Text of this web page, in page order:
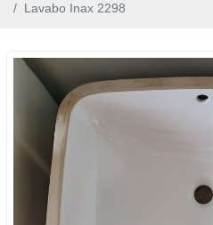
Lavabo Inax 2298